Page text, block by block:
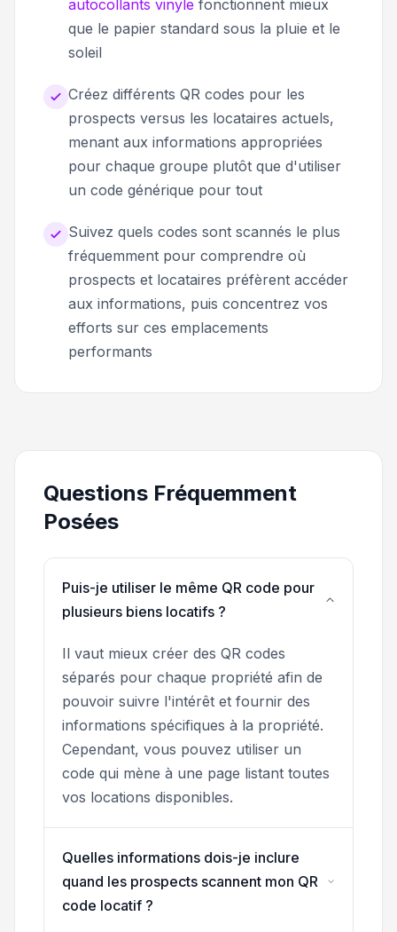
autocollants vinyle fonctionnent mieux
que le papier standard sous la pluie et le
soleil
Créez différents QR codes pour les
prospects versus les locataires actuels,
menant aux informations appropriées
pour chaque groupe plutôt que d'utiliser
un code générique pour tout
Suivez quels codes sont scannés le plus
fréquemment pour comprendre où
prospects et locataires préfèrent accéder
aux informations, puis concentrez vos
efforts sur ces emplacements
performants
Questions Fréquemment
Posées
Puis-je utiliser le même QR code pour
plusieurs biens locatifs ?
Il vaut mieux créer des QR codes
séparés pour chaque propriété afin de
pouvoir suivre l'intérêt et fournir des
informations spécifiques à la propriété.
Cependant, vous pouvez utiliser un
code qui mène à une page listant toutes
vos locations disponibles.
Quelles informations dois-je inclure
quand les prospects scannent mon QR
code locatif ?